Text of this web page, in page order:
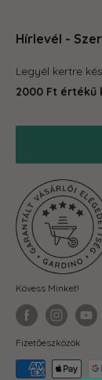
hogy megleld
Otthon és konyha
Grill
Balkonkertészet
Téli termékek
Fit-out cégeknek
Kapcsolat
Gardino
Reklamáció,
Adatkezelési
Visszaküldés és
Hírlevél -
Legyél kertre
2000 Ft értékű
Kövess Minket!
Fizetőeszközök